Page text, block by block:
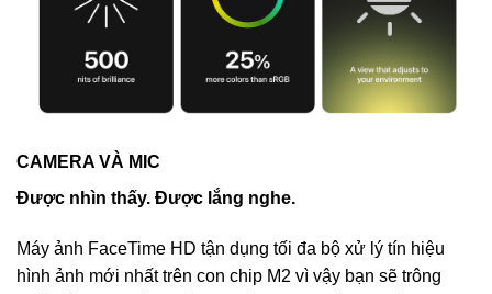
CAMERA VÀ MIC
Được nhìn thấy. Được lắng nghe.
Máy ảnh FaceTime HD tận dụng tối đa bộ xử lý tín hiệu
hình ảnh mới nhất trên con chip M2 vì vậy bạn sẽ trông